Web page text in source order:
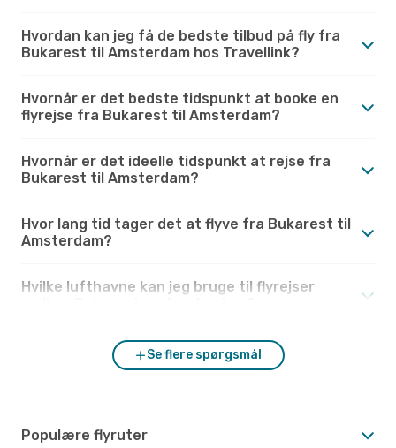
Hvordan kan jeg få de bedste tilbud på fly fra
Bukarest til Amsterdam hos Travellink?
Hvornår er det bedste tidspunkt at booke en
flyrejse fra Bukarest til Amsterdam?
Hvornår er det ideelle tidspunkt at rejse fra
Bukarest til Amsterdam?
Hvor lang tid tager det at flyve fra Bukarest til
Amsterdam?
Hvilke lufthavne kan jeg bruge til flyrejser
Se flere spørgsmål
Populære flyruter